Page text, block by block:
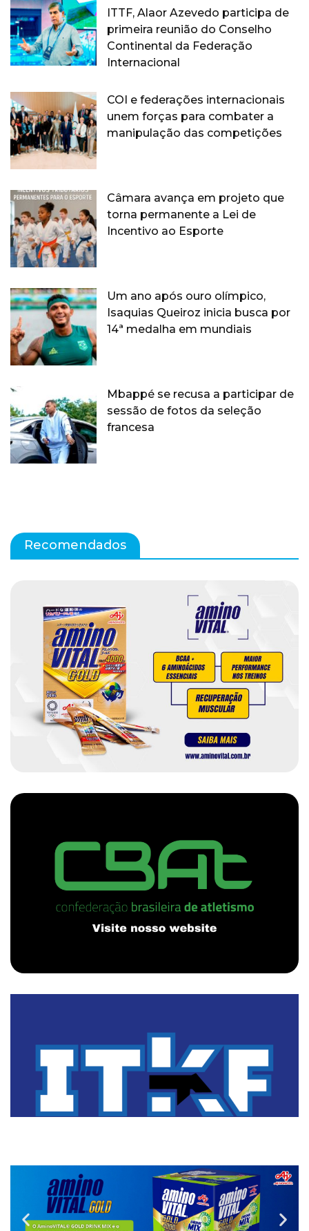
ITTF, Alaor Azevedo participa de
primeira reunião do Conselho
Continental da Federação
Internacional
COI e federações internacionais
unem forças para combater a
manipulação das competições
Câmara avança em projeto que
torna permanente a Lei de
Incentivo ao Esporte
Um ano após ouro olímpico,
Isaquias Queiroz inicia busca por
14ª medalha em mundiais
Mbappé se recusa a participar de
sessão de fotos da seleção
francesa
Recomendados